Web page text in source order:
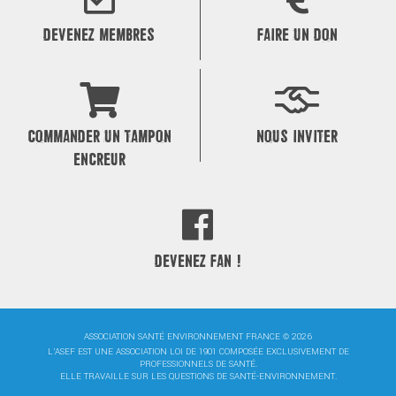
DEVENEZ MEMBRES FAIRE UN DON
COMMANDER UN TAMPON
ENCREUR
NOUS INVITER
DEVENEZ FAN !
ASSOCIATION SANTÉ ENVIRONNEMENT FRANCE © 2026
L'ASEF EST UNE ASSOCIATION LOI DE 1901 COMPOSÉE EXCLUSIVEMENT DE
PROFESSIONNELS DE SANTÉ.
ELLE TRAVAILLE SUR LES QUESTIONS DE SANTÉ-ENVIRONNEMENT.